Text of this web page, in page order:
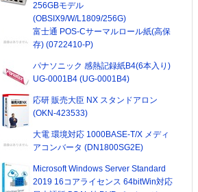
256GBモデル
(OBSIX9/W/L1809/256G)
富士通 POS-Cサーマルロール紙(高保
存) (0722410-P)
パナソニック 感熱記録紙B4(6本入り)
UG-0001B4 (UG-0001B4)
応研 販売大臣 NX スタンドアロン
(OKN-423533)
大電 環境対応 1000BASE-T/X メディ
アコンバータ (DN1800SG2E)
Microsoft Windows Server Standard
2019 16コアライセンス 64bitWin対応